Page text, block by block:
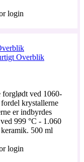
login
Overblik
forglødt ved 1060-
krystallerne
er indbyrdes
999 °C - 1.060
500 ml
login